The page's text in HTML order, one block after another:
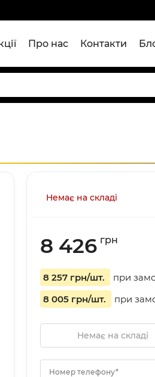
Про нас Контакти
Немає на складі
8 426 грн
8 257 грн/шт. при
8 005 грн/шт. при
Немає на складі
Номер телефону*